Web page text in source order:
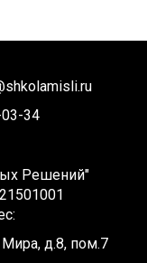
34
Решений"
д.8, пом.7